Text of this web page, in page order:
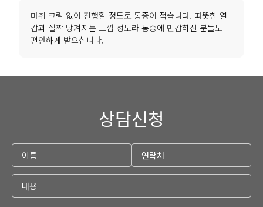
마취 크림 없이 진행할 정도로 통증이 적습니다. 따뜻한 열
감과 살짝 당겨지는 느낌 정도라 통증에 민감하신 분들도
편안하게 받으십니다.
상담신청